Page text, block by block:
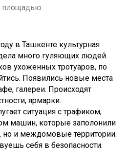
площадью.
в Ташкенте культурная
много гуляющих людей.
ухоженных тротуаров, по
Появились новые места
галереи. Происходят
ярмарки.
ситуация с трафиком,
машин, которые заполонили
но и междомовые территории.
себя в безопасности.